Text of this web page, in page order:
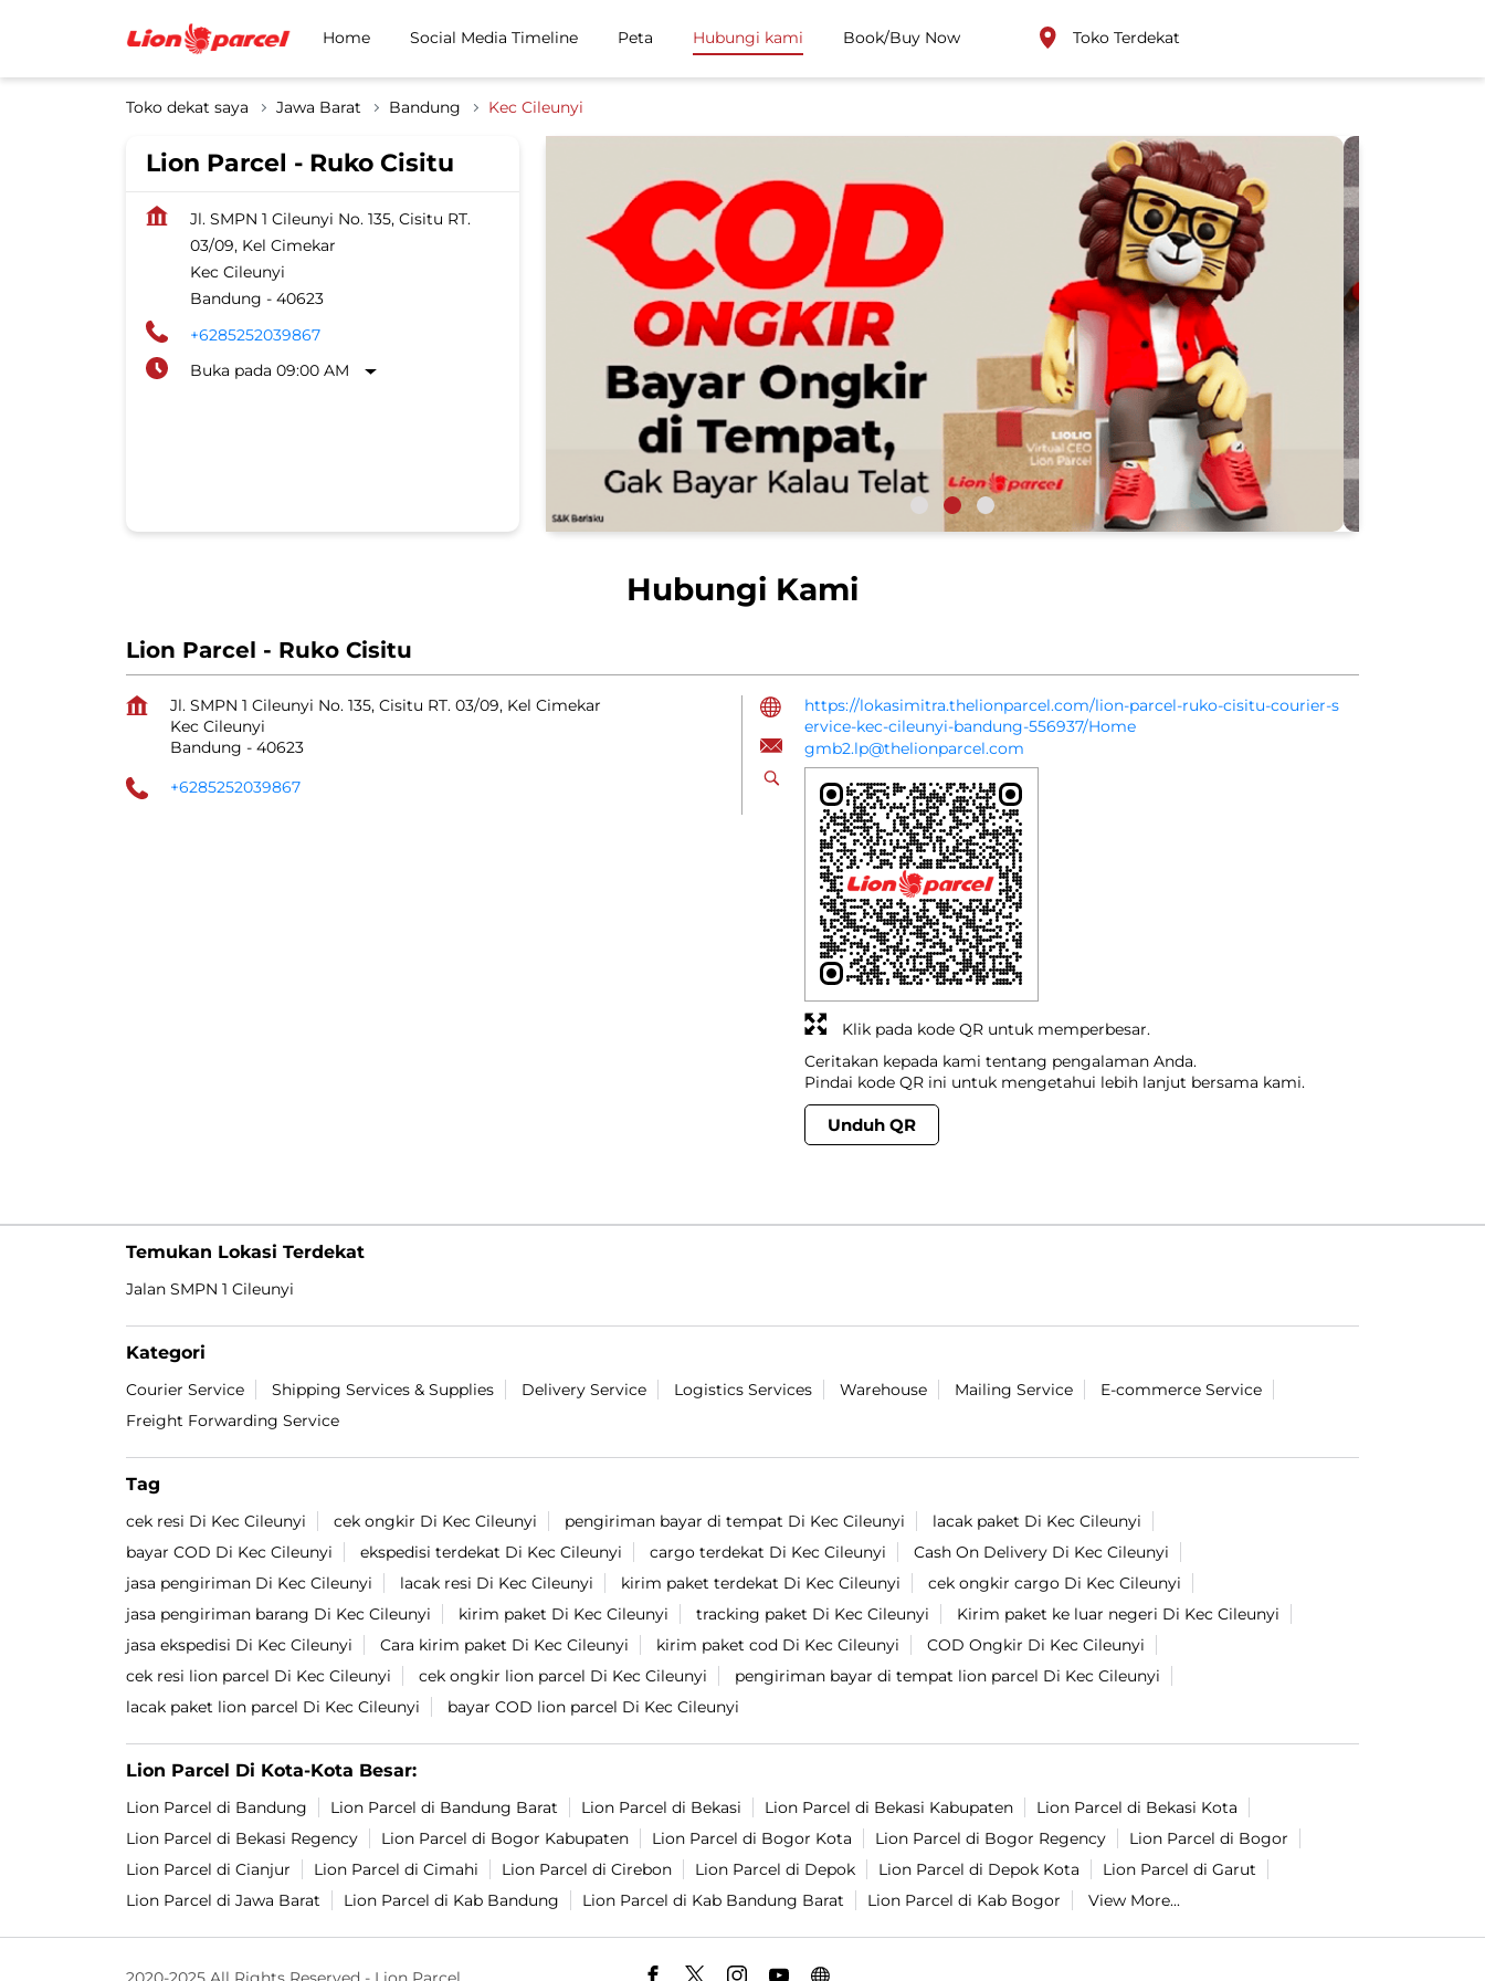
Home Social Media Timeline Peta Hubungi kami Book/Buy Now Toko Terdekat
Toko dekat saya Jawa Barat Bandung Kec Cileunyi
Lion Parcel - Ruko Cisitu
Jl. SMPN 1 Cileunyi No. 135, Cisitu RT.
03/09, Kel Cimekar
Kec Cileunyi
Bandung - 40623
+6285252039867
Buka pada 09:00 AM
Hubungi Kami
Lion Parcel - Ruko Cisitu
Jl. SMPN 1 Cileunyi No. 135, Cisitu RT. 03/09, Kel Cimekar
Kec Cileunyi
Bandung - 40623
+6285252039867
https://lokasimitra.thelionparcel.com/lion-parcel-ruko-cisitu-courier-s
ervice-kec-cileunyi-bandung-556937/Home
gmb2.lp@thelionparcel.com
Ceritakan kepada kami tentang pengalaman Anda.
Pindai kode QR ini untuk mengetahui lebih lanjut bersama kami.
Unduh QR
Klik pada kode QR untuk memperbesar.
Temukan Lokasi Terdekat
Jalan SMPN 1 Cileunyi
Kategori
Courier Service Shipping Services & Supplies Delivery Service Logistics Services Warehouse Mailing Service
E-commerce Service
Freight Forwarding Service
Tag
cek resi Di Kec Cileunyi cek ongkir Di Kec Cileunyi pengiriman bayar di tempat Di Kec Cileunyi
lacak paket Di Kec Cileunyi
bayar COD Di Kec Cileunyi
ekspedisi terdekat Di Kec Cileunyi cargo terdekat Di Kec Cileunyi
Cash On Delivery Di Kec Cileunyi
jasa pengiriman Di Kec Cileunyi
lacak resi Di Kec Cileunyi kirim paket terdekat Di Kec Cileunyi
cek ongkir cargo Di Kec Cileunyi
jasa pengiriman barang Di Kec Cileunyi
kirim paket Di Kec Cileunyi tracking paket Di Kec Cileunyi
Kirim paket ke luar negeri Di Kec Cileunyi
jasa ekspedisi Di Kec Cileunyi
Cara kirim paket Di Kec Cileunyi kirim paket cod Di Kec Cileunyi
COD Ongkir Di Kec Cileunyi
cek resi lion parcel Di Kec Cileunyi
cek ongkir lion parcel Di Kec Cileunyi
pengiriman bayar di tempat lion parcel Di Kec Cileunyi
lacak paket lion parcel Di Kec Cileunyi
bayar COD lion parcel Di Kec Cileunyi
Lion Parcel Di Kota-Kota Besar:
Lion Parcel di Bandung Lion Parcel di Bandung Barat Lion Parcel di Bekasi Lion Parcel di Bekasi Kabupaten
Lion Parcel di Bekasi Kota
Lion Parcel di Bekasi Regency
Lion Parcel di Bogor Kabupaten Lion Parcel di Bogor Kota Lion Parcel di Bogor Regency
Lion Parcel di Bogor
Lion Parcel di Cianjur
Lion Parcel di Cimahi Lion Parcel di Cirebon Lion Parcel di Depok Lion Parcel di Depok Kota
Lion Parcel di Garut
Lion Parcel di Jawa Barat
Lion Parcel di Kab Bandung Lion Parcel di Kab Bandung Barat Lion Parcel di Kab Bogor View More...